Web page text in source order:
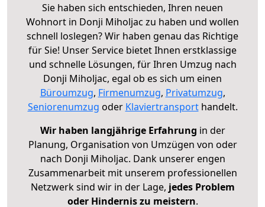
Sie haben sich entschieden, Ihren neuen
Wohnort in Donji Miholjac zu haben und wollen
schnell loslegen? Wir haben genau das Richtige
für Sie! Unser Service bietet Ihnen erstklassige
und schnelle Lösungen, für Ihren Umzug nach
Donji Miholjac, egal ob es sich um einen
Büroumzug, Firmenumzug, Privatumzug,
Seniorenumzug oder Klaviertransporthandelt.
Wir haben langjährige Erfahrung in der
Planung, Organisation von Umzügen von oder
nach Donji Miholjac. Dank unserer engen
Zusammenarbeit mit unserem professionellen
Netzwerk sind wir in der Lage, jedes Problem
oder Hindernis zu meistern.